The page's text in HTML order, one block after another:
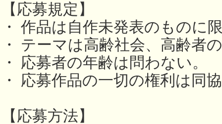
【応募規定】
・ 作品は自作未発表のものに
・ テーマは高齢社会、高齢者
・ 応募者の年齢は問わない。
・ 応募作品の一切の権利は同
【応募方法】